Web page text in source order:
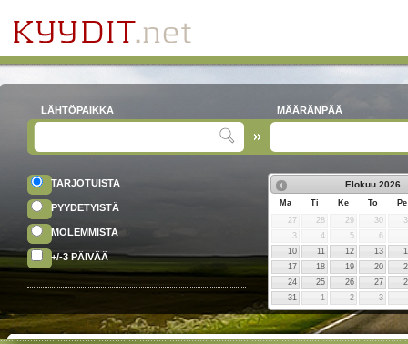
LÄHTÖPAIKKA MÄÄRÄNPÄÄ
TARJOTUISTA
PYYDETYISTÄ
MOLEMMISTA
+/-3 PÄIVÄÄ
Elokuu 2026
Ma Ti Ke To
Pe
27
28 29 30
3
4 5
6
10
11 12 13
17
18 19 20
24
25 26 27
31
1 2 3